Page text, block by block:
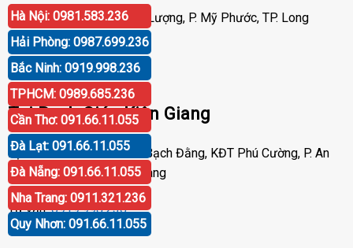
Địa chỉ: Số 417 Phạm Cự Lượng, P. Mỹ Phước, TP. Long
Xuyên, An Giang
Tư vấn:0919.998.236
Tại Rạch Giá - Kiên Giang
Địa chỉ: P30 Căn 07 Trần Bạch Đằng, KĐT Phú Cường, P. An
Hòa, TP. Rạch Giá, Kiên Giang
Tư vấn:0919.998.236
Hà Nội: 0981.583.236
Hải Phòng: 0987.699.236
Bắc Ninh: 0919.998.236
TPHCM: 0989.685.236
Cần Thơ: 091.66.11.055
Đà Lạt: 091.66.11.055
Đà Nẵng: 091.66.11.055
Nha Trang: 0911.321.236
Quy Nhơn: 091.66.11.055